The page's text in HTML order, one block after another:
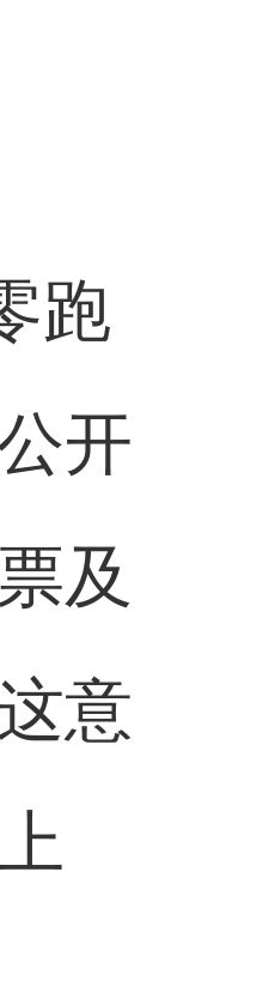
跑
开
及
意